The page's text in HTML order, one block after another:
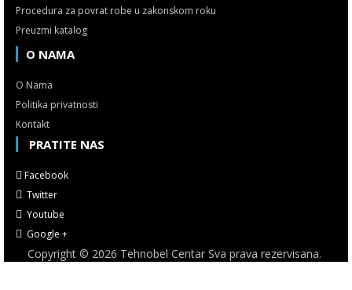
Procedura za povrat robe u zakonskom roku
Preuzmi katalog
O NAMA
O Nama
Politika privatnosti
Kontakt
PRATITE NAS
Facebook
Twitter
Youtube
Google +
Copyright © 2026 Tehnobel Centar Sva prava rezervisana.